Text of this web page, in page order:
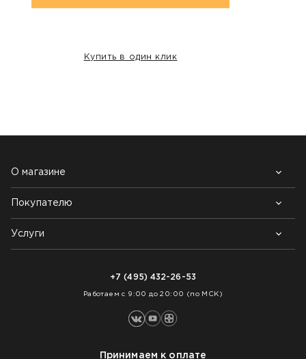
Купить в один клик
О магазине
Почему выбирают нас
Контакты
Блог
Покупателю
Возврат товара
Как заказать
Услуги
+7 (495) 432-26-53
Работаем с 9:00 до 20:00 (по МСК)
Принимаем к оплате